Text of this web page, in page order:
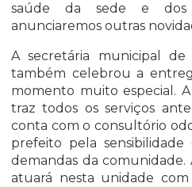
saúde da sede e dos
anunciaremos outras
A secretária municipal de
também celebrou a
momento muito especial.
traz todos os serviços
conta com o consultório
prefeito pela sensibilidade
demandas da
atuará nesta unidade